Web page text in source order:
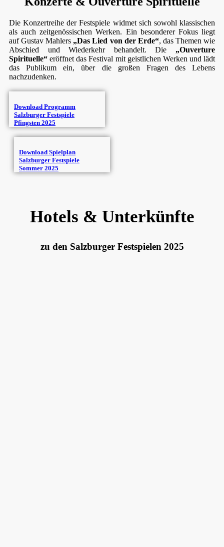
Die Konzertreihe der Festspiele widmet sich sowohl klassischen
als auch zeitgenössischen Werken. Ein besonderer Fokus liegt
auf Gustav Mahlers „Das Lied von der Erde“, das Themen wie
Abschied und Wiederkehr behandelt. Die „Ouverture
Spirituelle“ eröffnet das Festival mit geistlichen Werken und lädt
das Publikum ein, über die großen Fragen des Lebens
nachzudenken.
Download Programm
Salzburger Festspiele
Pfingsten 2025
Download Spielplan
Salzburger Festspiele
Sommer 2025
Hotels & Unterkünfte
zu den Salzburger Festspielen 2025